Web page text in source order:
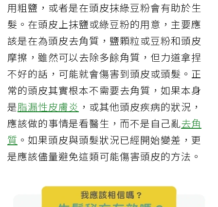
用粗鹽，或者是在頭皮抹綠豆粉會有助於生
髮。在頭皮上抹鹽或綠豆粉的用意，主要應
該是在為頭皮去角質，鹽顆粒或豆粉和頭皮
摩擦，雖然可以去除多餘角質，但力道拿捏
不好的話，可能就會傷害到頭皮或頭髮。正
常的頭皮其實根本不需要去角質，如果本身
是脂漏性皮膚炎 ，或其他頭皮疾病的狀況，
應該做的事情是看醫生，而不是自己亂去角
質 。如果頭皮與頭髮狀況已經開始變差，更
是應該儘量避免這類可能傷害頭皮的方法。